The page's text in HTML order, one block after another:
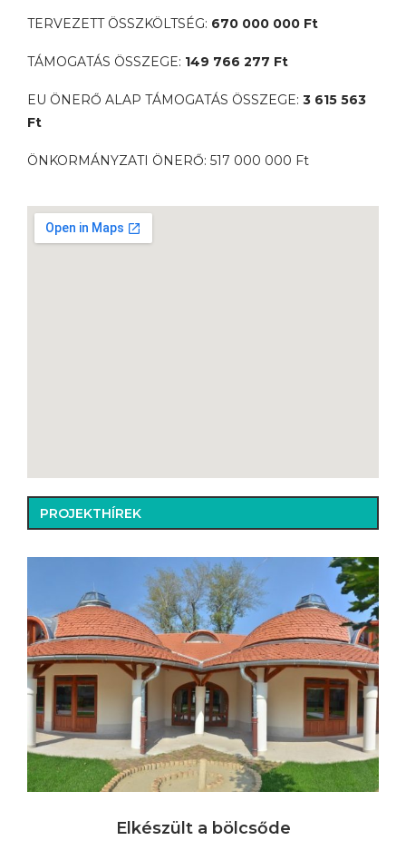
TERVEZETT ÖSSZKÖLTSÉG: 670 000 000 Ft
TÁMOGATÁS ÖSSZEGE: 149 766 277 Ft
EU ÖNERŐ ALAP TÁMOGATÁS ÖSSZEGE: 3 615 563
Ft
ÖNKORMÁNYZATI ÖNERŐ: 517 000 000 Ft
PROJEKTHÍREK
Elkészült a bölcsőde